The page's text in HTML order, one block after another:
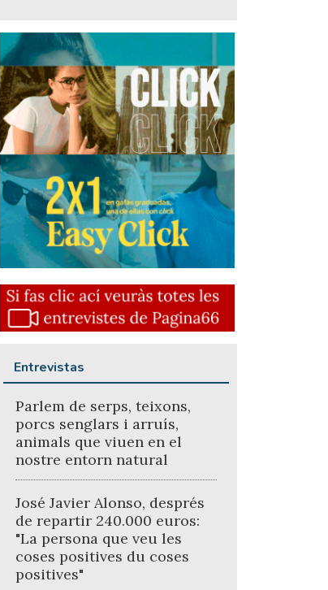
Entrevistas
Parlem de serps, teixons,
porcs senglars i arruís,
animals que viuen en el
nostre entorn natural
José Javier Alonso, després
de repartir 240.000 euros:
"La persona que veu les
coses positives du coses
positives"